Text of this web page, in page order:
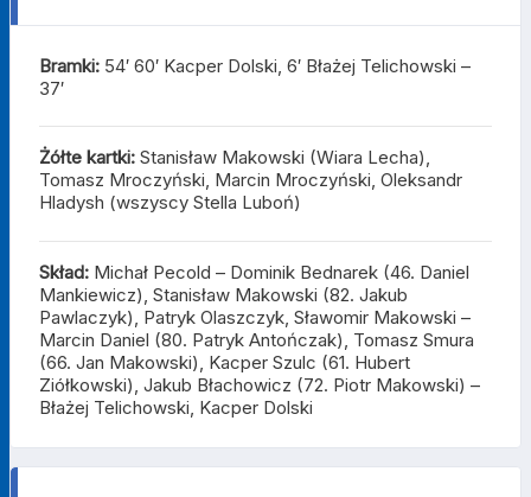
Bramki: 54′ 60′ Kacper Dolski, 6′ Błażej Telichowski –
37′
Żółte kartki: Stanisław Makowski (Wiara Lecha),
Tomasz Mroczyński, Marcin Mroczyński, Oleksandr
Hladysh (wszyscy Stella Luboń)
Skład: Michał Pecold – Dominik Bednarek (46. Daniel
Mankiewicz), Stanisław Makowski (82. Jakub
Pawlaczyk), Patryk Olaszczyk, Sławomir Makowski –
Marcin Daniel (80. Patryk Antończak), Tomasz Smura
(66. Jan Makowski), Kacper Szulc (61. Hubert
Ziółkowski), Jakub Błachowicz (72. Piotr Makowski) –
Błażej Telichowski, Kacper Dolski